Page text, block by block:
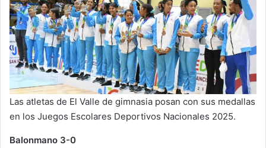
Las atletas de El Valle de gimnasia posan con sus medallas
en los Juegos Escolares Deportivos Nacionales 2025.
Balonmano 3-0